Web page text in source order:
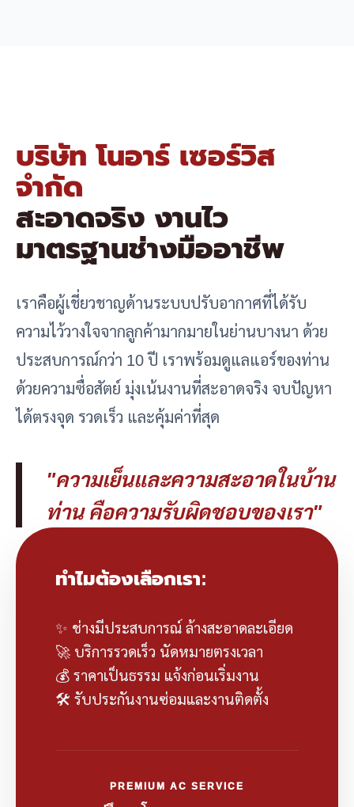
บริษัท โนอาร์ เซอร์วิส
จำกัด
สะอาดจริง งานไว
มาตรฐานช่างมืออาชีพ
เราคือผู้เชี่ยวชาญด้านระบบปรับอากาศที่ได้รับ
ความไว้วางใจจากลูกค้ามากมายในย่านบางนา ด้วย
ประสบการณ์กว่า 10 ปี เราพร้อมดูแลแอร์ของท่าน
ด้วยความซื่อสัตย์ มุ่งเน้นงานที่สะอาดจริง จบปัญหา
ได้ตรงจุด รวดเร็ว และคุ้มค่าที่สุด
"ความเย็นและความสะอาดในบ้าน
ท่าน คือความรับผิดชอบของเรา"
ทำไมต้องเลือกเรา:
✨ ช่างมีประสบการณ์ ล้างสะอาดละเอียด
🚀 บริการรวดเร็ว นัดหมายตรงเวลา
💰 ราคาเป็นธรรม แจ้งก่อนเริ่มงาน
🛠️ รับประกันงานซ่อมและงานติดตั้ง
PREMIUM AC SERVICE